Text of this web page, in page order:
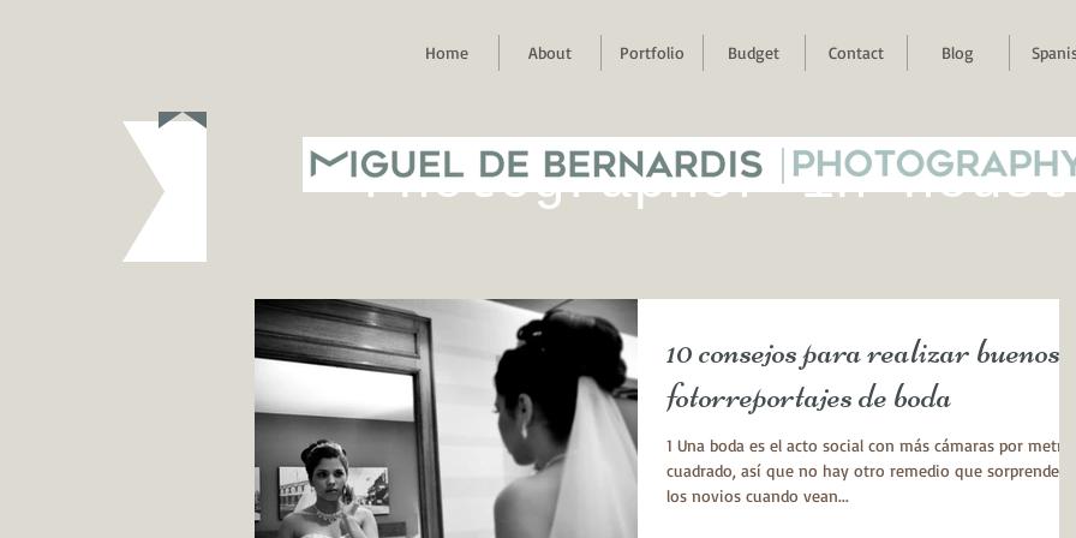
Home About Portfolio Budget Contact Blog
MIGUEL DE BERNARDIS |
Photographer in
10 consejos para realizar buenos
fotorreportajes de boda
1 Una boda es el acto social con más cámaras por metro
cuadrado, así que no hay otro remedio que sorprender a
los novios cuando vean...